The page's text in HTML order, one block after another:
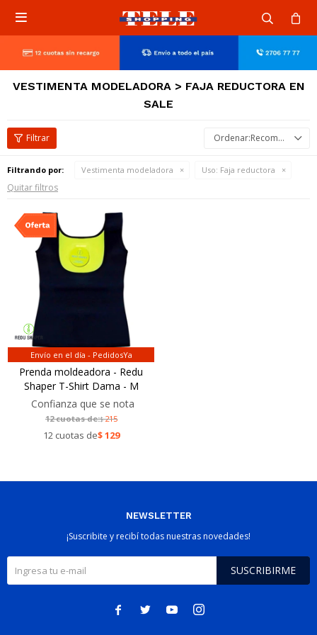

VESTIMENTA MODELADORA > FAJA REDUCTORA EN
SALE
Recomendados
Filtrando por: Vestimenta modeladora Uso: Faja reductora
Quitar filtros
Envío en el día - PedidosYa
Prenda moldeadora - Redu
Shaper T-Shirt Dama - M
Confianza que se nota
12 cuotas de:$215
12 cuotas de$129
NEWSLETTER
¡Suscribite y recibí todas nuestras novedades!
SUSCRIBIRME
   